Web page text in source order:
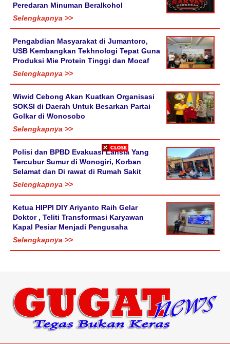
Peredaran Minuman Beralkohol
Selengkapnya >>
Pengabdian Masyarakat di Jumantoro,
USB Kembangkan Tekhnologi Tepat Guna
Produksi Mie Protein Tinggi dan Mocaf
Selengkapnya >>
Wiwid Cebong Akan Kuatkan Organisasi
SOKSI di Daerah Untuk Besarkan Partai
Golkar di Wonosobo
Selengkapnya >>
Polisi dan BPBD Evakuasi Lansia Yang
Tercubur Sumur di Wonogiri, Korban
Selamat dan Di rawat di Rumah Sakit
Selengkapnya >>
Ketua HIPPI DIY Ariyanto Raih Gelar
Doktor , Teliti Transformasi Karyawan
Kapal Pesiar Menjadi Pengusaha
Selengkapnya >>